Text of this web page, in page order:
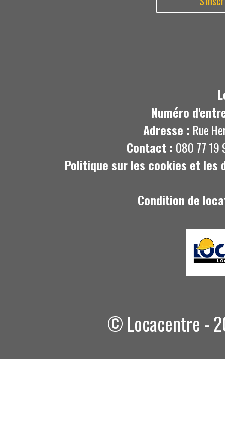
Numéro
Adresse : Rue
Contact : 080 77 19
Politique sur les cookies et les
Condition de
© Locacentre -